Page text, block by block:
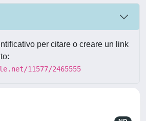
per citare o creare un link
11577/2465555